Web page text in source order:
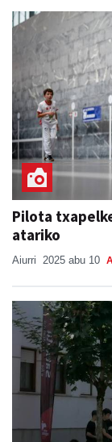
Pilota
atariko
Aiurri 2025 abu 10